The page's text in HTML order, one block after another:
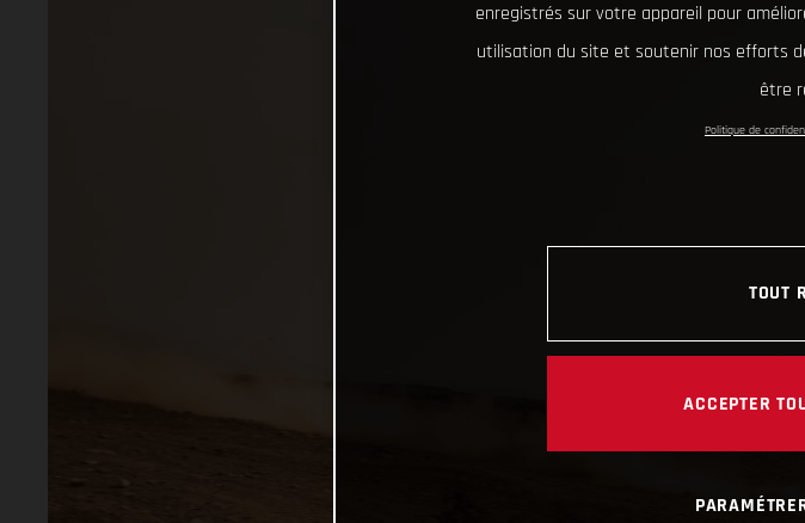
enregistrés sur votre appareil pour
utilisation du site et soutenir nos efforts
être
Politique de
TOUT
ACCEPTER